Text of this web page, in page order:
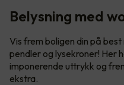
Belysning med
Vis frem boligen din på
pendler og lysekroner! Her
imponerende uttrykk og
ekstra.